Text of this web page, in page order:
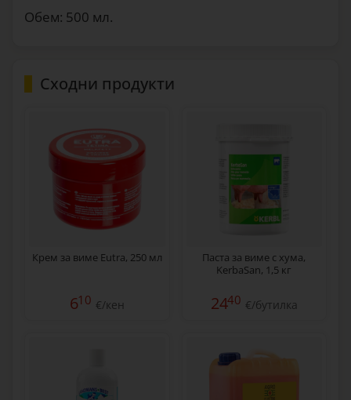
Обем: 500 мл.
Сходни продукти
Крем за виме Eutra, 250 мл
610 €/кен
Паста за виме с хума,
KerbaSan, 1,5 кг
2440 €/бутилка